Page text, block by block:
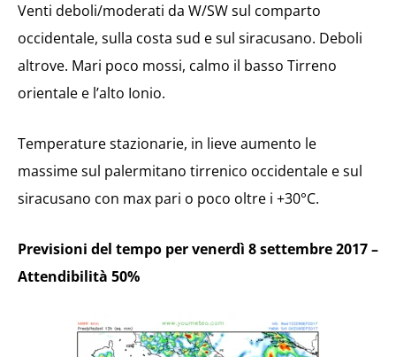
Venti deboli/moderati da W/SW sul comparto
occidentale, sulla costa sud e sul siracusano. Deboli
altrove. Mari poco mossi, calmo il basso Tirreno
orientale e l’alto Ionio.
Temperature stazionarie, in lieve aumento le
massime sul palermitano tirrenico occidentale e sul
siracusano con max pari o poco oltre i +30°C.
Previsioni del tempo per venerdì 8 settembre 2017 –
Attendibilità 50%